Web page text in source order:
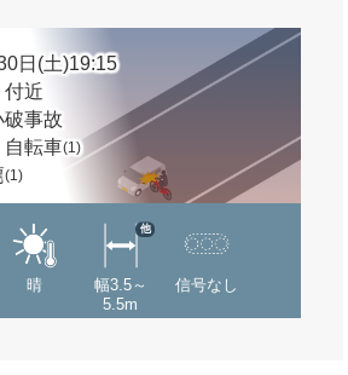
日(土)19:15
付近
事故
自転車(1)
(1)
晴
幅3.5～
5.5m
他
信号なし